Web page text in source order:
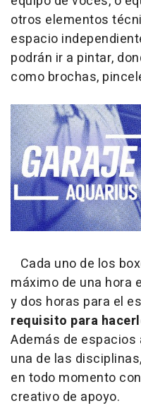
otros elementos
espacio
podrán ir a pintar,
como brochas,
Cada uno de los
máximo de una hora
y dos horas para el
requisito para
Además de
una de las
en todo momento
creativo de apoyo.